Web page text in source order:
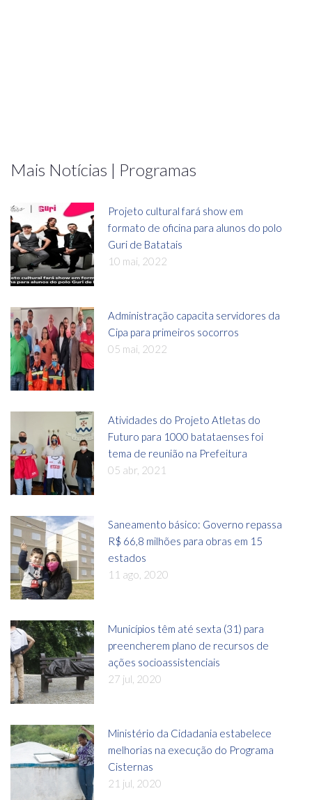
Mais Notícias | Programas
Projeto cultural fará show em
formato de oficina para alunos do polo
Guri de Batatais
10 mai, 2022
Administração capacita servidores da
Cipa para primeiros socorros
05 mai, 2022
Atividades do Projeto Atletas do
Futuro para 1000 batataenses foi
tema de reunião na Prefeitura
05 abr, 2021
Saneamento básico: Governo repassa
R$ 66,8 milhões para obras em 15
estados
11 ago, 2020
Municípios têm até sexta (31) para
preencherem plano de recursos de
ações socioassistenciais
27 jul, 2020
Ministério da Cidadania estabelece
melhorias na execução do Programa
Cisternas
21 jul, 2020